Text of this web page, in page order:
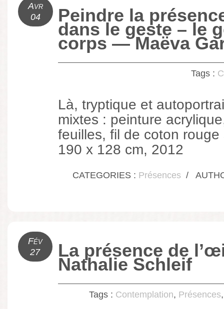
Avr
04
Peindre la
dans le geste – le
corps — Maëva
Tags :
Là, tryptique et
mixtes : peinture
feuilles, fil de coton
190 x 128 cm, 2012
CATEGORIES : Présences /
Fév
27
La présence de
Nathalie Schleif
Tags : Contemplation, Présences